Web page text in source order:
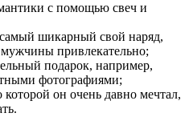
с помощью свеч и
шикарный свой наряд,
мужчины привлекательно;
подарок, например,
фотографиями;
он очень давно мечтал,